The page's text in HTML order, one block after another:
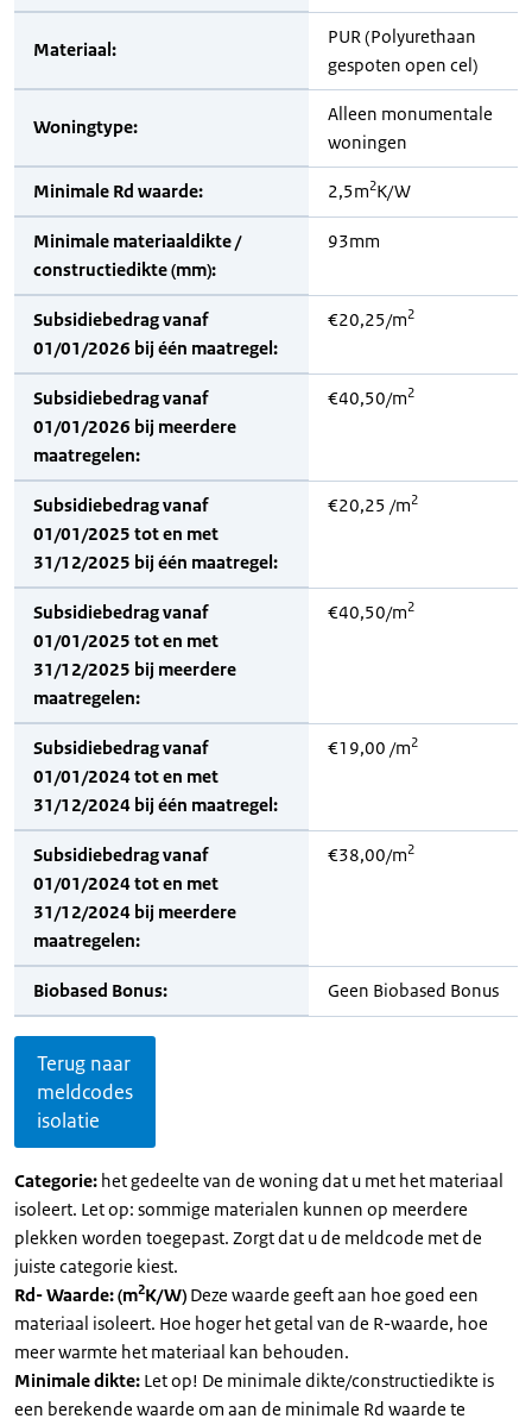
Materiaal:
PUR (Polyurethaan
gespoten open cel)
Woningtype:
Alleen monumentale
woningen
Minimale Rd waarde: 2,5m2K/W
Minimale materiaaldikte /
constructiedikte (mm):
93mm
Subsidiebedrag vanaf
01/01/2026 bij één maatregel:
€20,25/m2
Subsidiebedrag vanaf
01/01/2026 bij meerdere
maatregelen:
€40,50/m2
Subsidiebedrag vanaf
01/01/2025 tot en met
31/12/2025 bij één maatregel:
€20,25 /m2
Subsidiebedrag vanaf
01/01/2025 tot en met
31/12/2025 bij meerdere
maatregelen:
€40,50/m2
Subsidiebedrag vanaf
01/01/2024 tot en met
31/12/2024 bij één maatregel:
€19,00 /m2
Subsidiebedrag vanaf
01/01/2024 tot en met
31/12/2024 bij meerdere
maatregelen:
€38,00/m2
Biobased Bonus: Geen Biobased Bonus
Terug naar
meldcodes
isolatie
Categorie: het gedeelte van de woning dat u met het materiaal
isoleert. Let op: sommige materialen kunnen op meerdere
plekken worden toegepast. Zorgt dat u de meldcode met de
juiste categorie kiest.
Rd- Waarde: (m2K/W) Deze waarde geeft aan hoe goed een
materiaal isoleert. Hoe hoger het getal van de R-waarde, hoe
meer warmte het materiaal kan behouden.
Minimale dikte: Let op! De minimale dikte/constructiedikte is
een berekende waarde om aan de minimale Rd waarde te